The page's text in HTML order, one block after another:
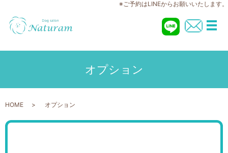
※ご予約はLINEからお願いいたします。
メ
オプション
HOME オプション